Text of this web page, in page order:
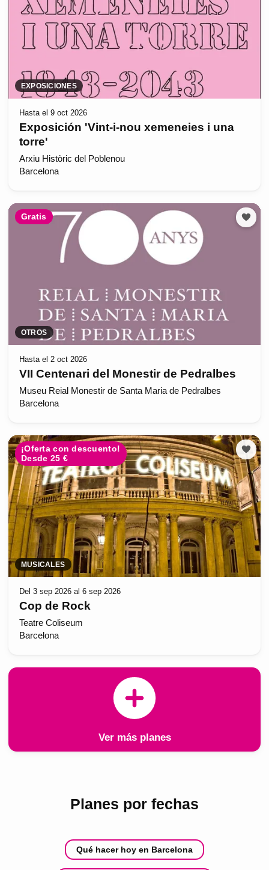
EXPOSICIONES
Hasta el 9 oct 2026
Exposición 'Vint-i-nou xemeneies i una
torre'
Arxiu Històric del Poblenou
Barcelona
Gratis
OTROS
Hasta el 2 oct 2026
VII Centenari del Monestir de Pedralbes
Museu Reial Monestir de Santa Maria de Pedralbes
Barcelona
¡Oferta con descuento!
Desde 25 €
MUSICALES
Del 3 sep 2026 al 6 sep 2026
Cop de Rock
Teatre Coliseum
Barcelona
Ver más planes
Planes por fechas
Qué hacer hoy en Barcelona